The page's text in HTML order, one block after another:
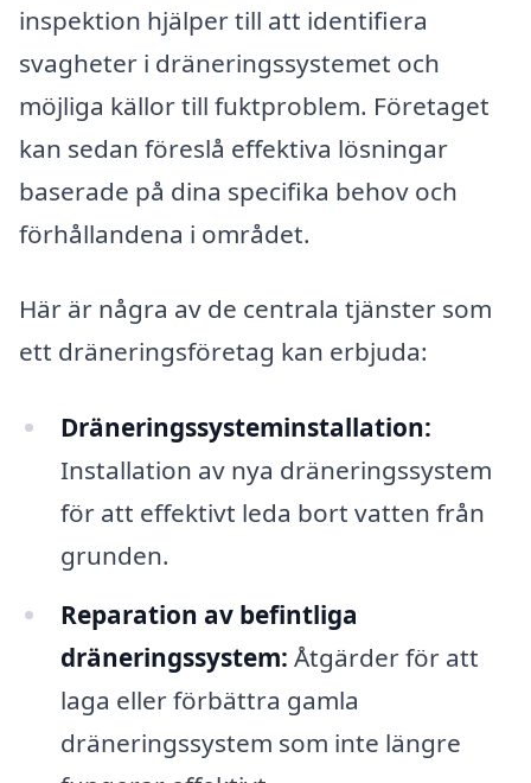
inspektion hjälper till att identifiera
svagheter i dräneringssystemet och
möjliga källor till fuktproblem. Företaget
kan sedan föreslå effektiva lösningar
baserade på dina specifika behov och
förhållandena i området.
Här är några av de centrala tjänster som
ett dräneringsföretag kan erbjuda:
Dräneringssysteminstallation:
Installation av nya dräneringssystem
för att effektivt leda bort vatten från
grunden.
Reparation av befintliga
dräneringssystem: Åtgärder för att
laga eller förbättra gamla
dräneringssystem som inte längre